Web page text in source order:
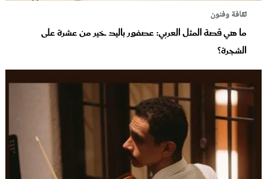
ثقافة وفنون
ما هي قصة المثل العربي: عصفور باليد خير من عشرة على
الشجرة؟